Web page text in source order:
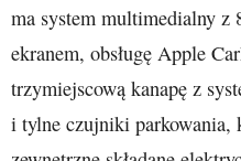
ma system multimedialny z
ekranem, obsługę Apple
trzymiejscową kanapę z
i tylne czujniki parkowania,